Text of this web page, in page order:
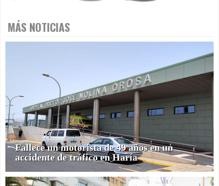
MÁS NOTICIAS
Fallece un motorista de 49 años en un
accidente de tráfico en Haría